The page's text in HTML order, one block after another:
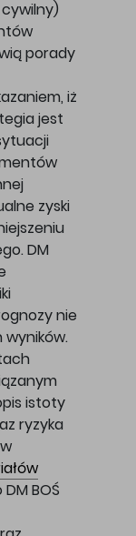
cywilny)
porady
iż
jest
zyski
DM
nie
istoty
ryzyka
BOŚ